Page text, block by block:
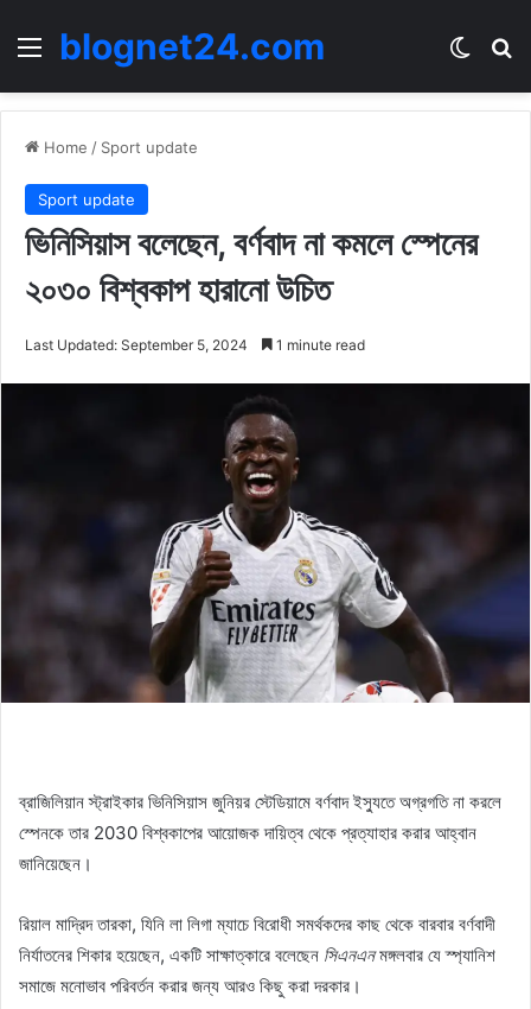
Menublognet24.com
Home / Sport update
Sport update
ভিনিসিয়াস বলেছেন, বর্ণবাদ না কমলে স্পেনের
২০৩০ বিশ্বকাপ হারানো উচিত
Last Updated: September 5, 2024 1 minute read
ব্রাজিলিয়ান স্ট্রাইকার ভিনিসিয়াস জুনিয়র স্টেডিয়ামে বর্ণবাদ ইস্যুতে অগ্রগতি না করলে
স্পেনকে তার 2030 বিশ্বকাপের আয়োজক দায়িত্ব থেকে প্রত্যাহার করার আহ্বান
জানিয়েছেন।
রিয়াল মাদ্রিদ তারকা, যিনি লা লিগা ম্যাচে বিরোধী সমর্থকদের কাছ থেকে বারবার বর্ণবাদী
নির্যাতনের শিকার হয়েছেন, একটি সাক্ষাত্কারে বলেছেন সিএনএনমঙ্গলবার যে স্প্যানিশ
সমাজে মনোভাব পরিবর্তন করার জন্য আরও কিছু করা দরকার।